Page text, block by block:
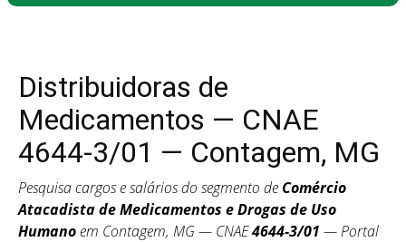
Distribuidoras de
Medicamentos — CNAE
4644-3/01 — Contagem, MG
Pesquisa cargos e salários do segmento de Comércio
Atacadista de Medicamentos e Drogas de Uso
Humanoem Contagem, MG — CNAE4644-3/01 — Portal